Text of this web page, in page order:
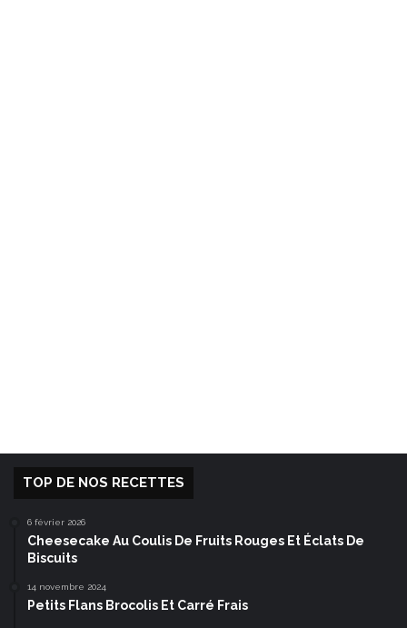
TOP DE NOS RECETTES
6 février 2026
Cheesecake Au Coulis De Fruits Rouges Et Éclats De
Biscuits
14 novembre 2024
Petits Flans Brocolis Et Carré Frais